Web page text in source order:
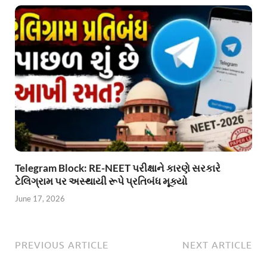
Telegram Block: RE-NEET પરીક્ષાને કારણે સરકારે
ટેલિગ્રામ પર અસ્થાયી રૂપે પ્રતિબંધ મૂક્યો
June 17, 2026
PREVIOUS ARTICLE NEXT ARTICLE